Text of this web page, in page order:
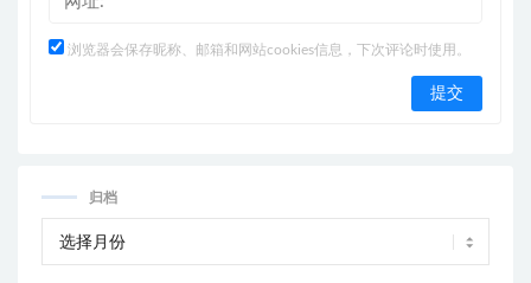
浏览器会保存昵称、邮箱和网站cookies信息，下次评论时使用。
归档